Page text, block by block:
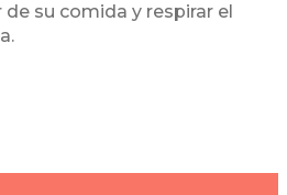
su comida y respirar el